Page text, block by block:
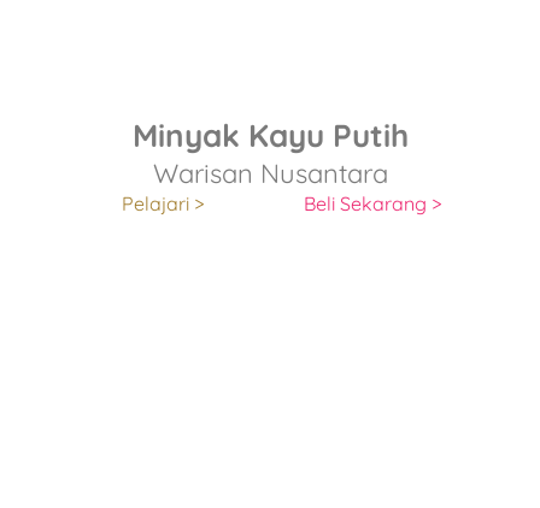
Minyak Kayu Putih
Warisan Nusantara
Pelajari > Beli Sekarang >